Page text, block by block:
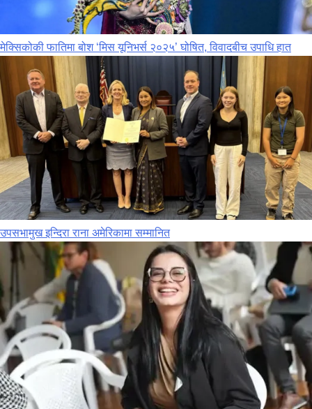
मेक्सिकोकी फातिमा बोश ‘मिस यूनिभर्स २०२५’ घोषित, विवादबीच उपाधि हात
उपसभामुख इन्दिरा राना अमेरिकामा सम्मानित